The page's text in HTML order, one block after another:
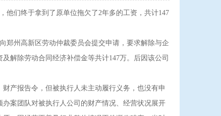
们终于拿到了原单位拖欠了2年多的工资，共计147
州高新区劳动仲裁委员会提交申请，要求解除与企
解除劳动合同经济补偿金等共计147万。后因该公司
产报告令，但被执行人未主动履行义务，也没有申
案团队对被执行人公司的财产情况、经营状况展开